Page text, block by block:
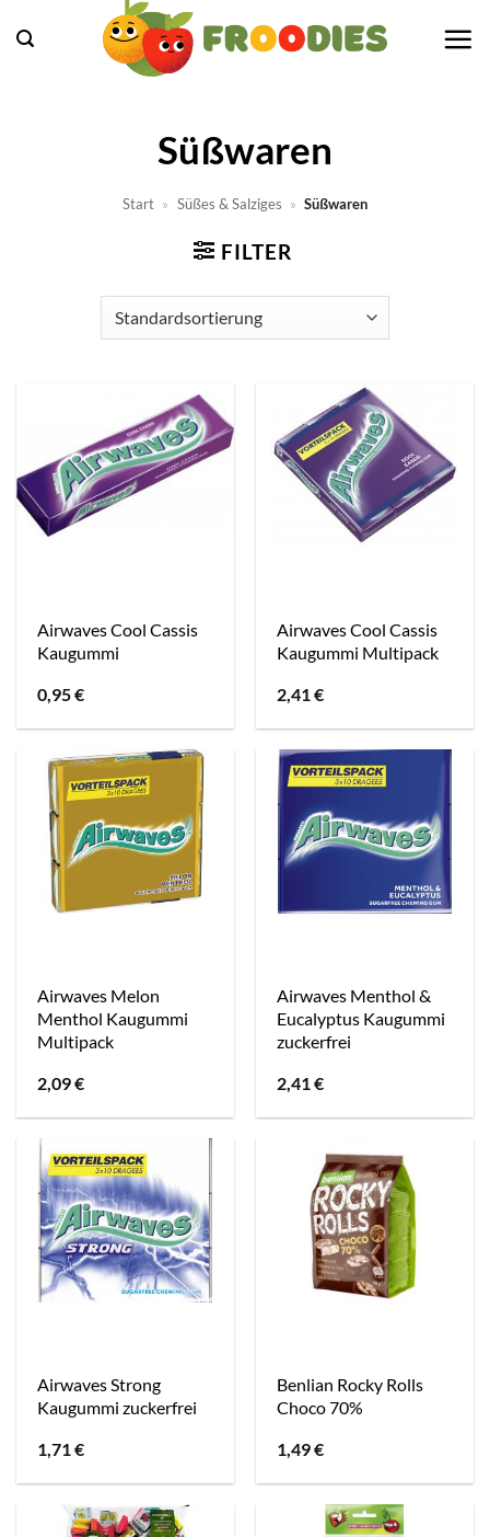
Inhalt
Süßwaren
Start » Süßes & Salziges » Süßwaren
FILTER
Airwaves Cool Cassis
Kaugummi
0,95€
Airwaves Cool Cassis
Kaugummi Multipack
2,41€
Airwaves Melon
Menthol Kaugummi
Multipack
2,09€
Airwaves Menthol &
Eucalyptus Kaugummi
zuckerfrei
2,41€
Airwaves Strong
Kaugummi zuckerfrei
1,71€
Benlian Rocky Rolls
Choco 70%
1,49€